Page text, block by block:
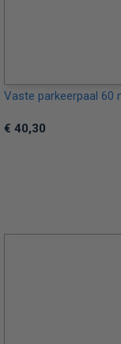
Vaste parkeerpaal 60
€ 40,30